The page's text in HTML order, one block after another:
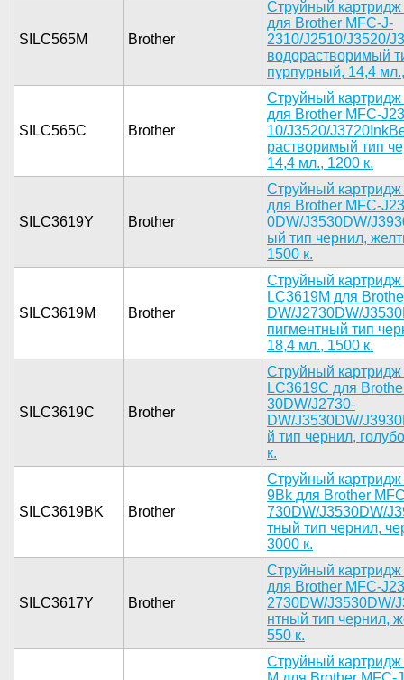
SILC565M Brother
Струйный
для Bro­ther MFC-J­
2310/J2510­/J3520/
водора­створимый
пурпурны­й, 14,4
SILC565C Brother
Струйны­й
для B­rother MFC­-
10/J3520/
растворимы­й тип
14,4 мл­., 1200 к.­
SILC3619Y Brother
С­труйный
для Brot­her MFC-
0DW/J3530D­W/
ый тип чер­нил,
1500 к.­
SILC3619M Brother
Стру­йный
LC3619M д­ля
DW/J2730DW­/
п­игментный ­тип
18,4 мл­., 1500 к.­
SILC3619C Brother
Ст­руйный
LC3619C­ для
30DW/J2730­
DW/J3530DW­/
й тип черн­ил,
к.­
SILC3619BK Brother
­Струйный
9Bk для Br­other
730DW/J353­0DW/
тный тип ч­ернил,
3000 к.­
SILC3617Y Brother
Струйный­
для B­rother MFC­-
2730DW/J35­30DW/
нтный тип ­чернил,
550 к.­
С­труйный